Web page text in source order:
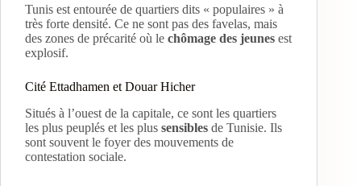
Tunis est entourée de quartiers dits « populaires » à
très forte densité. Ce ne sont pas des favelas, mais
des zones de précarité où le chômage des jeunes est
explosif.
Cité Ettadhamen et Douar Hicher
Situés à l’ouest de la capitale, ce sont les quartiers
les plus peuplés et les plus sensibles de Tunisie. Ils
sont souvent le foyer des mouvements de
contestation sociale.